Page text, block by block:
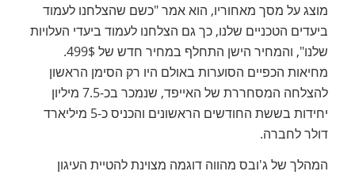
מוצג על מסך מאחוריו, הוא אמר "כשם שהצלחנו לעמוד
ביעדים הטכניים שלנו, כך גם הצלחנו לעמוד ביעדי העלויות
שלנו", והמחיר הישן התחלף במחיר חדש של 499$.
מחיאות הכפיים הסוערות באולם היו רק הסימן הראשון
להצלחה המסחררת של האייפד, שנמכר בכ-7.5 מיליון
יחידות בששת החודשים הראשונים והכניס כ-5 מיליארד
דולר לחברה.
המהלך של ג'ובס מהווה דוגמה מצוינת להטיית העיגון